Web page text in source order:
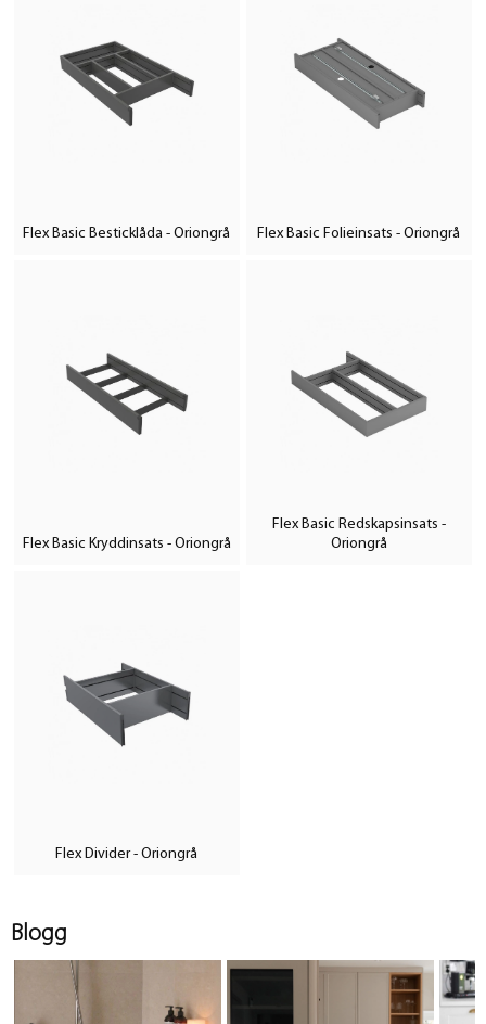
Flex Basic Besticklåda - Oriongrå Flex Basic Folieinsats - Oriongrå
Flex Basic Kryddinsats - Oriongrå
Flex Basic Redskapsinsats -
Oriongrå
Flex Divider - Oriongrå
Blogg